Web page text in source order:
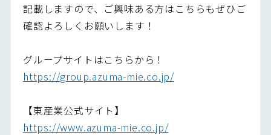
記載しますので、ご興味ある方はこちらもぜひご
確認よろしくお願いします！
グループサイトはこちらから！
https://group.azuma-mie.co.jp/
【東産業公式サイト】
https://www.azuma-mie.co.jp/